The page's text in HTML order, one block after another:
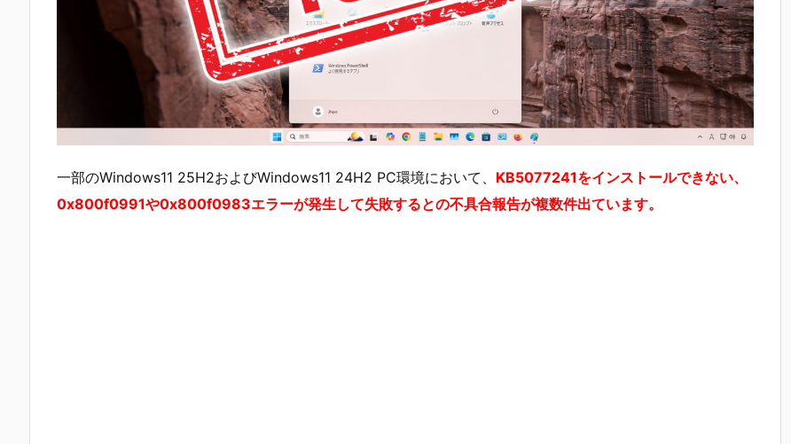
一部のWindows11 25H2およびWindows11 24H2 PC環境において、 KB5077241をインストールできない、
0x800f0991や0x800f0983エラーが発生して失敗するとの不具合報告が複数件出ています。